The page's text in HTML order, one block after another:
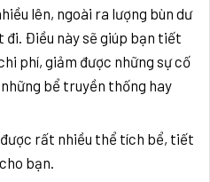
lên, ngoài ra lượng bùn dư
Điều này sẽ giúp bạn tiết
phí, giảm được những sự cố
bể truyền thống hay
rất nhiều thể tích bể, tiết
bạn.